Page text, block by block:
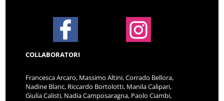
COLLABORATORI
Francesca Arcaro, Massimo Altini, Corrado Bellora,
Nadine Blanc, Riccardo Bortolotti, Manila Calipari,
Giulia Calisti, Nadia Camposaragna, Paolo Ciambi,